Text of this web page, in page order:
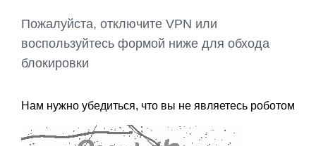
Пожалуйста, отключите VPN или
воспользуйтесь формой ниже для обхода
блокировки
Нам нужно убедиться, что вы не являетесь роботом